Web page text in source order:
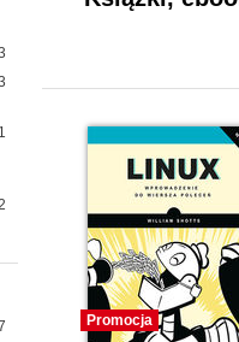
1
Promocja